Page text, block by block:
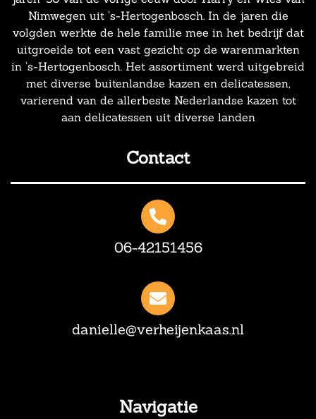
Nimwegen uit ’s-Hertogenbosch. In de jaren die
volgden werkte de hele familie mee in het bedrijf dat
uitgroeide tot een vast gezicht op de warenmarkten
in ’s-Hertogenbosch. Het assortiment werd uitgebreid
met diverse buitenlandse kazen en delicatessen,
varierend van de allerbeste Nederlandse kazen tot
aan delicatessen uit diverse landen
Contact
06-42151456
danielle@verheijenkaas.nl
Navigatie